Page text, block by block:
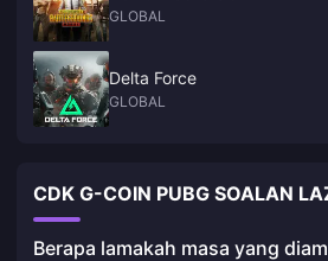
GLOBAL
Delta Force
GLOBAL
CDK G-COIN PUBG SOALAN
Berapa lamakah masa yang